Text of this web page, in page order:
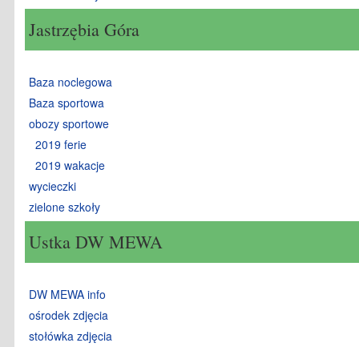
Jastrzębia Góra
Baza noclegowa
Baza sportowa
obozy sportowe
2019 ferie
2019 wakacje
wycieczki
zielone szkoły
Ustka DW MEWA
DW MEWA info
ośrodek zdjęcia
stołówka zdjęcia